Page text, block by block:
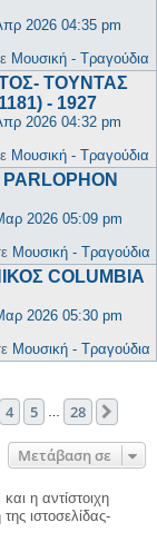
2026 04:35 pm
Μουσική - Τραγούδια
ΤΟΥΝΤΑΣ
- 1927
2026 04:32 pm
Μουσική - Τραγούδια
2026 05:09 pm
Μουσική - Τραγούδια
COLUMBIA
2026 05:30 pm
Μουσική - Τραγούδια
28
4 5 28
Μετάβαση σε
η αντίστοιχη
ιστοσελίδας-